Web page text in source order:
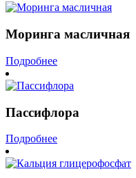
Моринга масличная
Подробнее
Пассифлора
Подробнее